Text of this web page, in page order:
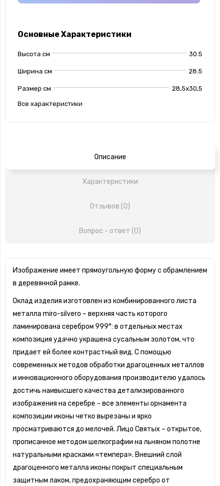
Основные Характеристики
Высота см 30.5
Ширина см 28.5
Размер см 28,5х30,5
Все характеристики
Описание
Характеристики
Отзывов (0)
Вопрос - ответ (0)
Изображение имеет прямоугольную форму с обрамлением
в деревянной рамке.
Оклад изделия изготовлен из комбинированного листа
металла miro-silvero – верхняя часть которого
ламинирована серебром 999°: в отдельных местах
композиция удачно украшена сусальным золотом, что
придает ей более контрастный вид. С помощью
современных методов обработки драгоценных металлов
и инновационного оборудования производителю удалось
достичь наивысшего качества детализированного
изображения на серебре – все элементы орнамента
композиции иконы четко вырезаны и ярко
просматриваются до мелочей. Лицо Святых – открытое,
прописанное методом шелкографии на льняном полотне
натуральными красками «темпера». Внешний слой
драгоценного металла иконы покрыт специальным
защитным лаком, предохраняющим серебро от